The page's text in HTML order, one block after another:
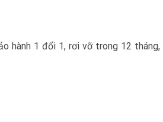
hành 1 đổi 1, rơi vỡ trong 12